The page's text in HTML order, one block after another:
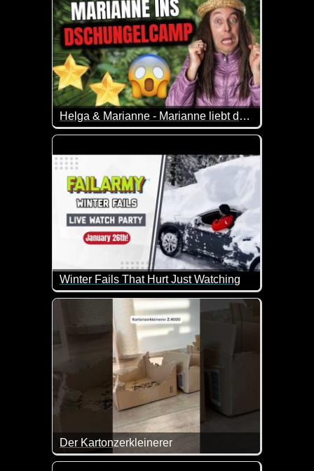
Helga & Marianne - Marianne liebt das Dschungelcamp
Helga & Marianne diskutieren über das
Marianne ein großer Fan dieser Sendung.
Winter Fails That Hurt Just Watching
Immer wieder erschreckend wie manche Leute
Der Kartonzerkleinerer
Den sollte man glatt mal buchen. Dann spart man